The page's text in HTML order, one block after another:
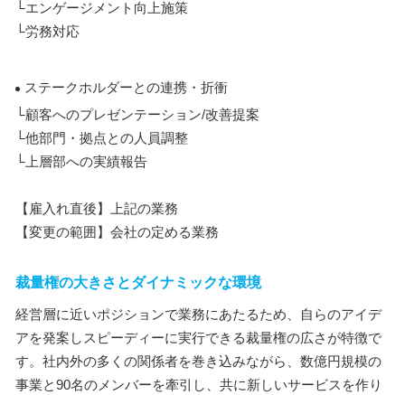
└エンゲージメント向上施策
└労務対応
ステークホルダーとの連携・折衝
└顧客へのプレゼンテーション/改善提案
└他部門・拠点との人員調整
└上層部への実績報告
【雇入れ直後】上記の業務
【変更の範囲】会社の定める業務
裁量権の大きさとダイナミックな環境
経営層に近いポジションで業務にあたるため、自らのアイデ
アを発案しスピーディーに実行できる裁量権の広さが特徴で
す。社内外の多くの関係者を巻き込みながら、数億円規模の
事業と90名のメンバーを牽引し、共に新しいサービスを作り